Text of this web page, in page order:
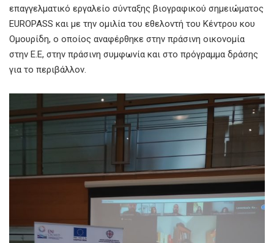
επαγγελματικό εργαλείο σύνταξης βιογραφικού σημειώματος
EUROPASS και με την ομιλία του εθελοντή του Κέντρου κου
Ομουρίδη, ο οποίος αναφέρθηκε στην πράσινη οικονομία
στην Ε.Ε, στην πράσινη συμφωνία και στο πρόγραμμα δράσης
για το περιβάλλον.